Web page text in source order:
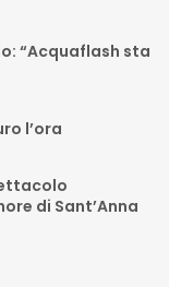
“Acquaflash sta
l’ora
di Sant’Anna